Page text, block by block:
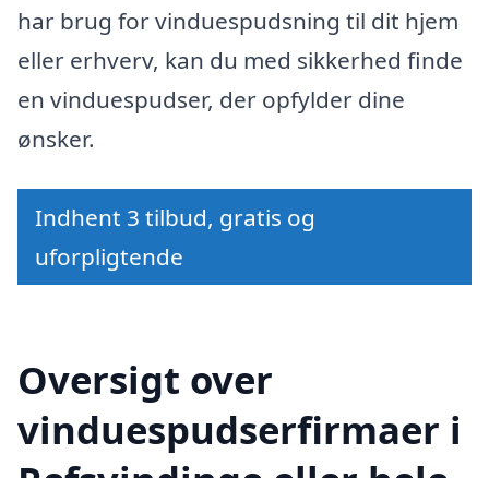
har brug for vinduespudsning til dit hjem
eller erhverv, kan du med sikkerhed finde
en vinduespudser, der opfylder dine
ønsker.
Indhent 3 tilbud, gratis og
uforpligtende
Oversigt over
vinduespudserfirmaer i